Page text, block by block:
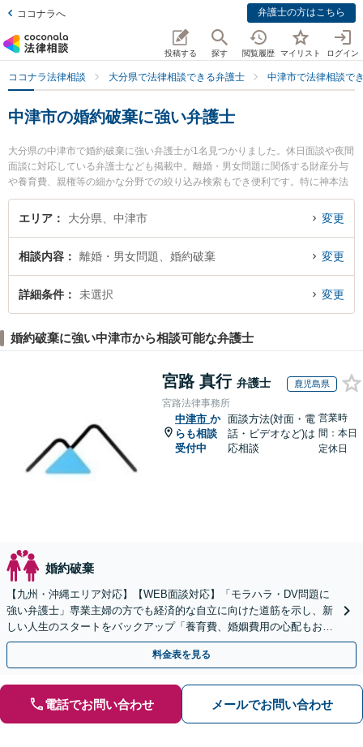
ココナラへ 弁護士の方はこちら
投稿する 探す 閲覧履歴 マイリスト ログイン
ココナラ法律相談 大分県で法律相談できる弁護士 中津市で法律相談で
中津市の婚約破棄に強い弁護士
大分県の中津市で婚約破棄に強い弁護士が1名見つかりました。休日面談や夜間
面談に対応している弁護士なども掲載中。離婚・男女問題に関係する財産分与
や養育費、親権等の細かな分野での絞り込み検索もでき便利です。特に神本法
律事務所の神本 博雅弁護士のプロフィール情報や弁護士費用、強みなどが注目
されています。『中津市で土日や夜間に発生した婚約破棄のトラブルを今すぐ
に相談予約したい』などでお困りの相談者さんにおすすめです。
エリア 大分県、中津市 変更
相談内容 離婚・男女問題、婚約破棄 変更
詳細条件 未選択 変更
婚約破棄に強い中津市から相談可能な弁護士
宮路 真行 弁護士 鹿児島県
宮路法律事務所
中津市 か
らも相談
受付中
面談方法(対面・電
話・ビデオなど)は
応相談
営業時
間：本日
定休日
婚約破棄
【九州・沖縄エリア対応】【WEB面談対応】「モラハラ・DV問題に
強い弁護士」専業主婦の方でも経済的な自立に向けた道筋を示し、新
しい人生のスタートをバックアップ「養育費、婚姻費用の心配もお任
せ」経営者特有の離婚問題に対応【休日・夜間相談可】
料金表を見る
電話でお問い合わせ メールでお問い合わせ